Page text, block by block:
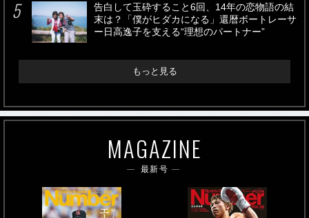
告白して玉砕すること6回、14年の恋物語の結
末は？「僕がヒダカになる」還暦ボートレーサ
ー日高逸子を支える“理想のパートナー”
もっと見る
MAGAZINE
最新号